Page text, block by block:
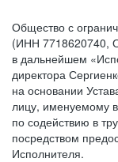
Общество с
(ИНН 7718620740,
в дальнейшем
директора
на основании
лицу, именуемому
по содействию в
посредством
Исполнителя.